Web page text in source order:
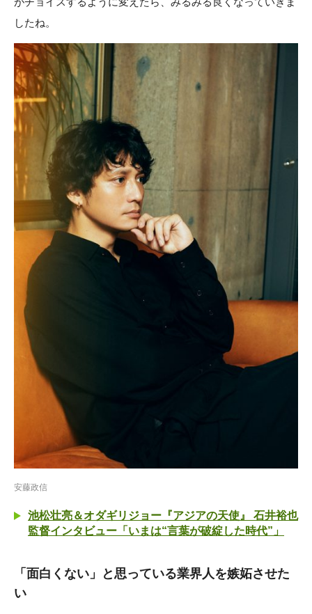
したね。
安藤政信
池松壮亮＆オダギリジョー『アジアの天使』 石井裕也
監督インタビュー「いまは“言葉が破綻した時代”」
「面白くない」と思っている業界人を嫉妬させた
い